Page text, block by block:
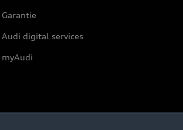
Garantie
Audi digital services
myAudi